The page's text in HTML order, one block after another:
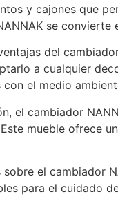
y cajones que
se convierte
del
a cualquier
con el medio
el cambiador
mueble ofrece
sobre el cambiador
para el cuidado